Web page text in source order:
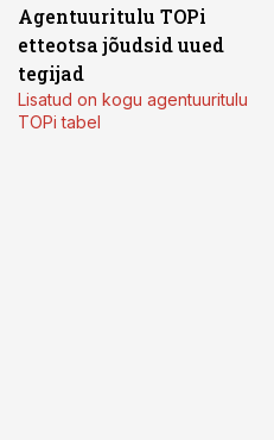
Agentuuritulu TOPi
etteotsa jõudsid uued
tegijad
Lisatud on kogu agentuuritulu
TOPi tabel